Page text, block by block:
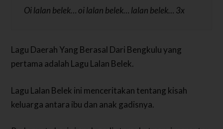
Oi lalan belek… oi lalan belek… lalan belek… 3x
Lagu Daerah Yang Berasal Dari Bengkulu yang
pertama adalah Lagu Lalan Belek.
Lagu Lalan Belek ini menceritakan tentang kisah
keluarga antara ibu dan anak gadisnya.